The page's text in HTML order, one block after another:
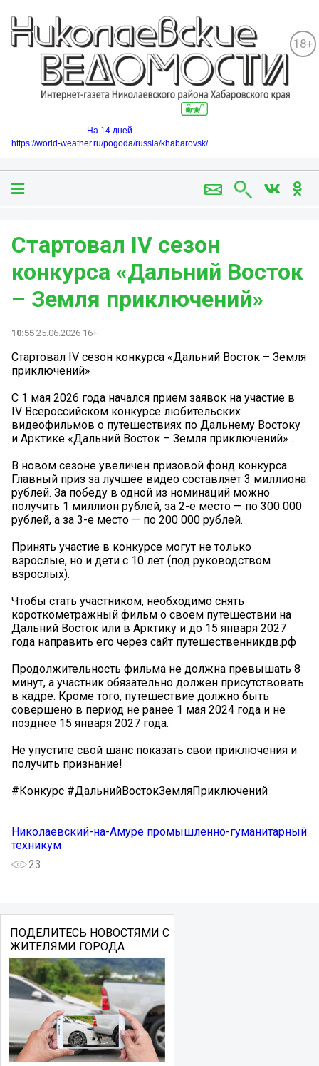
18+
На 14 дней
https://world-weather.ru/pogoda/russia/khabarovsk/
Стартовал IV сезон
конкурса «Дальний Восток
– Земля приключений»
10:55 25.06.2026 16+
Стартовал IV сезон конкурса «Дальний Восток – Земля
приключений»
С 1 мая 2026 года начался прием заявок на участие в
IV Всероссийском конкурсе любительских
видеофильмов о путешествиях по Дальнему Востоку
и Арктике «Дальний Восток – Земля приключений» .
В новом сезоне увеличен призовой фонд конкурса.
Главный приз за лучшее видео составляет 3 миллиона
рублей. За победу в одной из номинаций можно
получить 1 миллион рублей, за 2-е место — по 300 000
рублей, а за 3-е место — по 200 000 рублей.
Принять участие в конкурсе могут не только
взрослые, но и дети с 10 лет (под руководством
взрослых).
Чтобы стать участником, необходимо снять
короткометражный фильм о своем путешествии на
Дальний Восток или в Арктику и до 15 января 2027
года направить его через сайт путешественникдв.рф
Продолжительность фильма не должна превышать 8
минут, а участник обязательно должен присутствовать
в кадре. Кроме того, путешествие должно быть
совершено в период не ранее 1 мая 2024 года и не
позднее 15 января 2027 года.
Не упустите свой шанс показать свои приключения и
получить признание!
#Конкурс #ДальнийВостокЗемляПриключений
Николаевский-на-Амуре промышленно-гуманитарный
техникум
23
ПОДЕЛИТЕСЬ НОВОСТЯМИ С
ЖИТЕЛЯМИ ГОРОДА